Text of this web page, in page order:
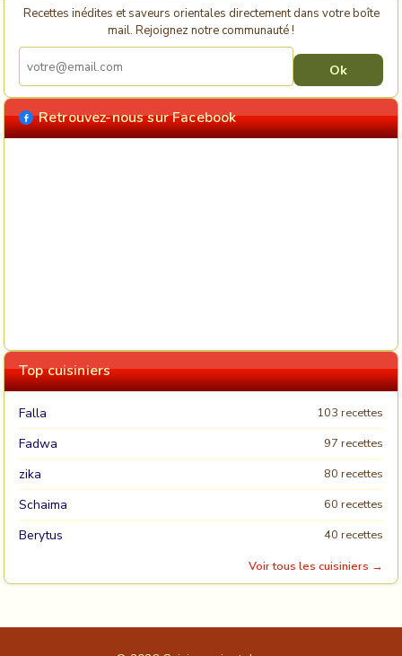
Recettes inédites et saveurs orientales directement dans votre boîte
mail. Rejoignez notre communauté !
Retrouvez-nous sur Facebook
Top cuisiniers
Falla 103 recettes
Fadwa 97 recettes
zika 80 recettes
Schaima 60 recettes
Berytus
40 recettes
Voir tous les cuisiniers →